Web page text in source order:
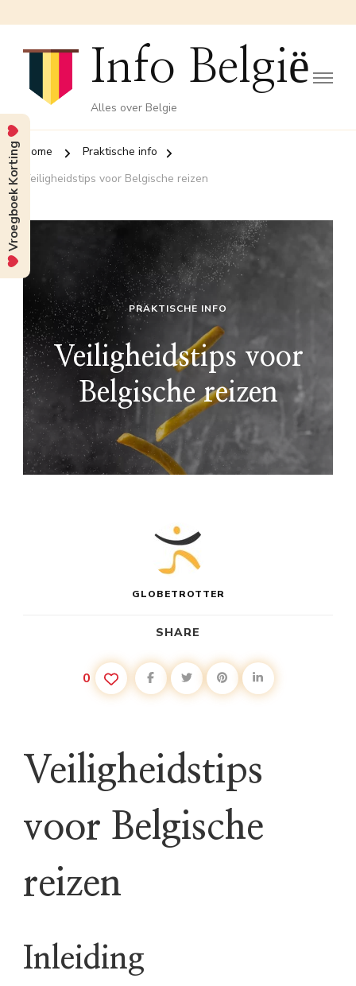
Info België
Alles over Belgie
Home
Praktische info
Veiligheidstips voor Belgische reizen
PRAKTISCHE INFO
Veiligheidstips voor
Belgische reizen
GLOBETROTTER
SHARE
0
Veiligheidstips
voor Belgische
reizen
Inleiding
Vroegboek Korting